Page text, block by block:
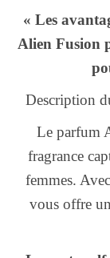
« Les
Alien Fusion
Description
Le parfum
fragrance
femmes.
vous offre